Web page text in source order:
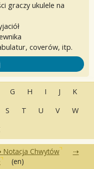
graczy ukulele na
coverów, itp.
G H I J
K
S T U V
W
Notacja Chwytów
(en)